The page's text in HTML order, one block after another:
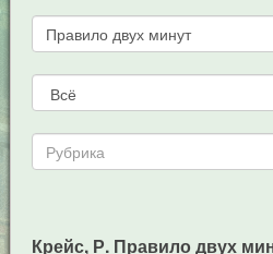
Крейс, Р. Правило двух